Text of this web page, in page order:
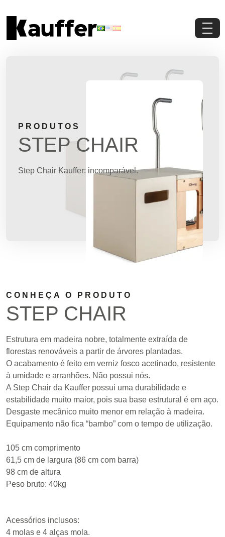
Conteúdos
Contato
Solicite um Orçamento
PRODUTOS
STEP CHAIR
Step Chair Kauffer: incomparável.
CONHEÇA O PRODUTO
STEP CHAIR
Estrutura em madeira nobre, totalmente extraída de
florestas renováveis a partir de árvores plantadas.
O acabamento é feito em verniz fosco acetinado, resistente
à umidade e arranhões. Não possui nós.
A Step Chair da Kauffer possui uma durabilidade e
estabilidade muito maior, pois sua base estrutural é em aço.
Desgaste mecânico muito menor em relação à madeira.
Equipamento não fica “bambo” com o tempo de utilização.
105 cm comprimento
61,5 cm de largura (86 cm com barra)
98 cm de altura
Peso bruto: 40kg
Acessórios inclusos:
4 molas e 4 alças mola.